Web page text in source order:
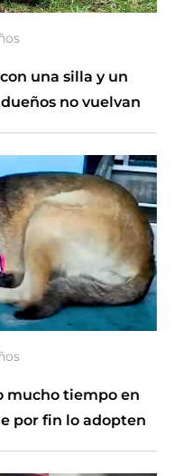
una silla y un
no vuelvan
mucho tiempo en
por fin lo adopten